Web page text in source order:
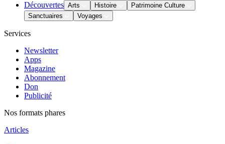
Découvertes Arts Histoire
Patrimoine Culture
Sanctuaires
Voyages
Services
Newsletter
Apps
Magazine
Abonnement
Don
Publicité
Nos formats phares
Articles